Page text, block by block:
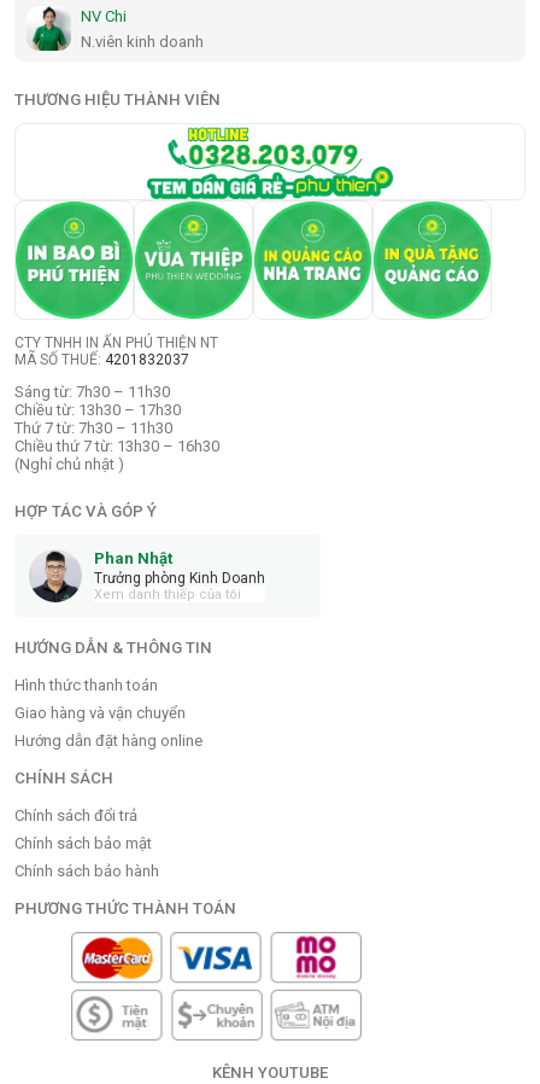
THƯƠNG HIỆU THÀNH VIÊN
CTY TNHH IN ẤN PHÚ THIỆN NT
MÃ SỐ THUẾ: 4201832037
Sáng từ: 7h30 – 11h30
Chiều từ: 13h30 – 17h30
Thứ 7 từ: 7h30 – 11h30
Chiều thứ 7 từ: 13h30 – 16h30
(Nghỉ chủ nhật )
HỢP TÁC VÀ GÓP Ý
Phan Nhật
Trưởng phòng Kinh Doanh
Xem danh thiếp của tôi
NV Chi
N.viên kinh doanh
HƯỚNG DẪN & THÔNG TIN
Hình thức thanh toán
Giao hàng và vận chuyển
Hướng dẫn đặt hàng online
CHÍNH SÁCH
Chính sách đổi trả
Chính sách bảo mật
Chính sách bảo hành
PHƯƠNG THỨC THÀNH TOÁN
KÊNH YOUTUBE